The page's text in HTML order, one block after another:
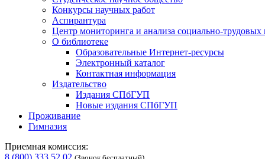
Конкурсы научных работ
Аспирантура
Центр мониторинга и анализа социально-трудовых
О библиотеке
Образовательные Интернет-ресурсы
Электронный каталог
Контактная информация
Издательство
Издания СПбГУП
Новые издания СПбГУП
Проживание
Гимназия
Приемная комиссия:
8 (800) 333 52 02